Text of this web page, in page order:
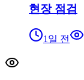
현장 점검
1일 전